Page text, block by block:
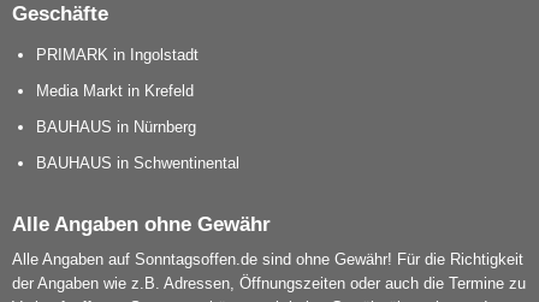
Geschäfte
PRIMARK in Ingolstadt
Media Markt in Krefeld
BAUHAUS in Nürnberg
BAUHAUS in Schwentinental
Alle Angaben ohne Gewähr
Alle Angaben auf Sonntagsoffen.de sind ohne Gewähr! Für die Richtigkeit
der Angaben wie z.B. Adressen, Öffnungszeiten oder auch die Termine zu